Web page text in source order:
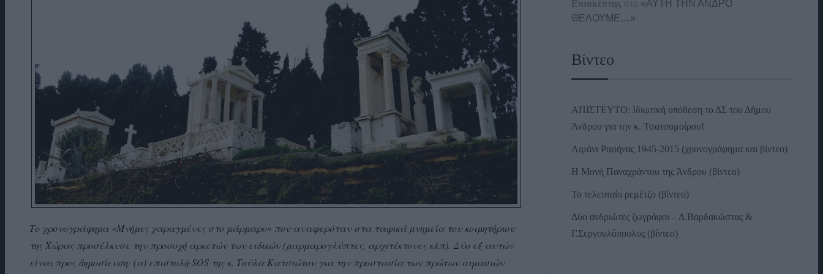
Το χρονογράφημα «Μνήμες χαραγμένες στο μάρμαρο» που αναφερόταν στα ταφικά μνημεία του κοιμητήριου
της Χώρας προσέλκυσε την προσοχή αρκετών των ειδικών (μαρμαρογλύπτες, αρχιτέκτονες κλπ). Δύο εξ αυτών
είναι προς δημοσίευση: (α) επιστολή-SOS της κ. Τούλα Κατσιώτου για την προστασία των πρώτων αιμασιών
Επισκέπτης στο «ΑΥΤΗ ΤΗΝ ΑΝΔΡΟ
ΘΕΛΟΥΜΕ…»
Βίντεο
ΑΠΙΣΤΕΥΤΟ: Ιδιωτική υπόθεση το ΔΣ του Δήμου
Άνδρου για την κ. Τσατσομοίρου!
Λιμάνι Ραφήνας 1945-2015 (χρονογράφημα και βίντεο)
Η Μονή Παναχράντου της Άνδρου (βίντεο)
Το τελευταίο ρεμέτζο (βίντεο)
Δύο ανδριώτες ζωγράφοι – Δ.Βαρδακώστας &
Γ.Σεργουλόπουλος (βίντεο)